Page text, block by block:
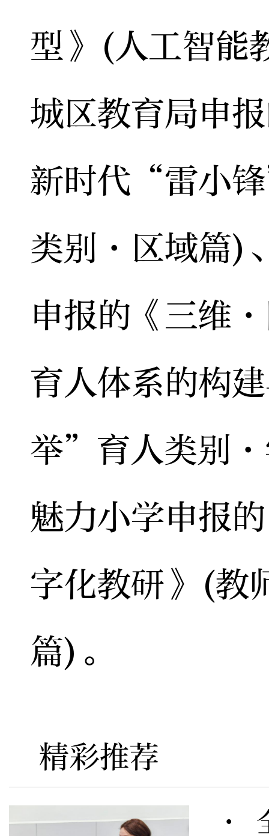
型》(人工智能
城区教育局申
新时代“雷小
类别·区域篇)
申报的《三维
育人体系的构
举”育人类别·
魅力小学申报
字化教研》(教
篇)。
精彩推荐
·